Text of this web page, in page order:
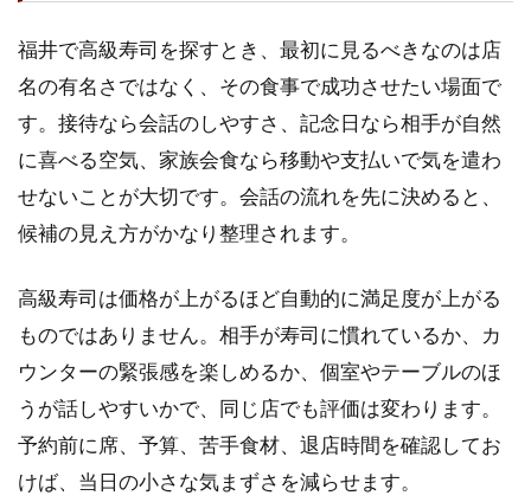
福井で高級寿司を探すとき、最初に見るべきなのは店
名の有名さではなく、その食事で成功させたい場面で
す。接待なら会話のしやすさ、記念日なら相手が自然
に喜べる空気、家族会食なら移動や支払いで気を遣わ
せないことが大切です。会話の流れを先に決めると、
候補の見え方がかなり整理されます。
高級寿司は価格が上がるほど自動的に満足度が上がる
ものではありません。相手が寿司に慣れているか、カ
ウンターの緊張感を楽しめるか、個室やテーブルのほ
うが話しやすいかで、同じ店でも評価は変わります。
予約前に席、予算、苦手食材、退店時間を確認してお
けば、当日の小さな気まずさを減らせます。